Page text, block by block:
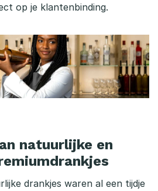
op je klantenbinding.
natuurlijke en
drankjes waren al een tijdje